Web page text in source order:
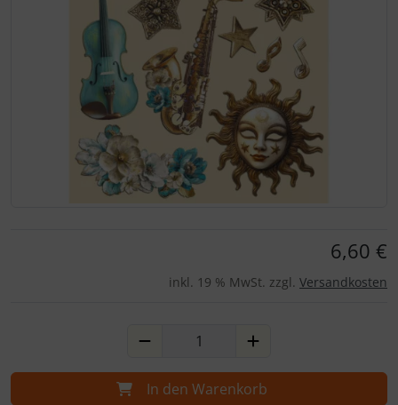
6,60 €
inkl. 19 % MwSt. zzgl. Versandkosten
In den Warenkorb